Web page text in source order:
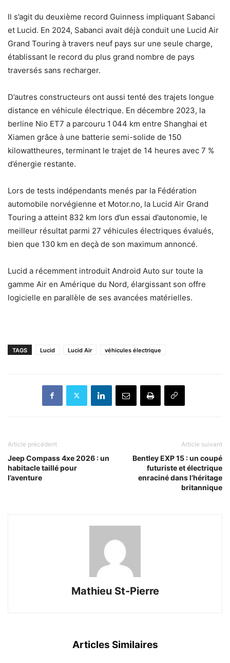
Il s’agit du deuxième record Guinness impliquant Sabanci
et Lucid. En 2024, Sabanci avait déjà conduit une Lucid Air
Grand Touring à travers neuf pays sur une seule charge,
établissant le record du plus grand nombre de pays
traversés sans recharger.
D’autres constructeurs ont aussi tenté des trajets longue
distance en véhicule électrique. En décembre 2023, la
berline Nio ET7 a parcouru 1 044 km entre Shanghai et
Xiamen grâce à une batterie semi-solide de 150
kilowattheures, terminant le trajet de 14 heures avec 7 %
d’énergie restante.
Lors de tests indépendants menés par la Fédération
automobile norvégienne et Motor.no, la Lucid Air Grand
Touring a atteint 832 km lors d’un essai d’autonomie, le
meilleur résultat parmi 27 véhicules électriques évalués,
bien que 130 km en deçà de son maximum annoncé.
Lucid a récemment introduit Android Auto sur toute la
gamme Air en Amérique du Nord, élargissant son offre
logicielle en parallèle de ses avancées matérielles.
TAGS Lucid Lucid Air véhicules électrique
Article précédent
Jeep Compass 4xe 2026 : un
habitacle taillé pour
l’aventure
Article suivant
Bentley EXP 15 : un coupé
futuriste et électrique
enraciné dans l’héritage
britannique
Mathieu St-Pierre
Articles Similaires